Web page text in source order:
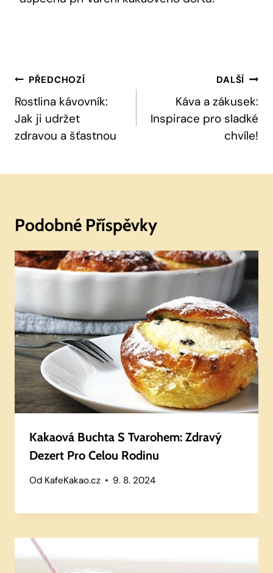
Navigace
Pro
Příspěvek
PŘEDCHOZÍ
Rostlina kávovník:
Jak ji udržet
zdravou a šťastnou
DALŠÍ
Káva a zákusek:
Inspirace pro sladké
chvíle!
Podobné Příspěvky
Kakaová Buchta S Tvarohem: Zdravý
Dezert Pro Celou Rodinu
Od KafeKakao.cz 9. 8. 2024